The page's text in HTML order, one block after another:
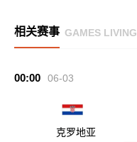
相关赛事 GAMES LIVING
00:00 06-03
克罗地亚